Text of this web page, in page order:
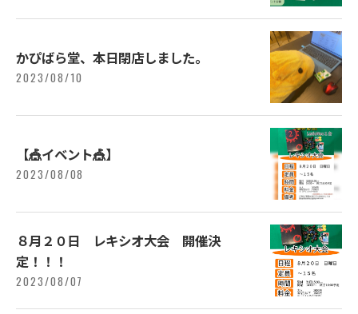
かぴばら堂、本日閉店しました。
2023/08/10
【🎪イベント🎪】
2023/08/08
８月２０日 レキシオ大会 開催決
定！！！
2023/08/07